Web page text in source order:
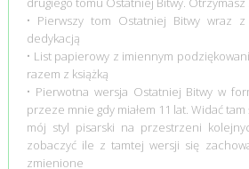
• Pierwszy tom Ostatniej Bitwy wraz
dedykacją
• List papierowy z imiennym
razem z książką
• Pierwotna wersja Ostatniej Bitwy w
przeze mnie gdy miałem 11 lat. Widać
mój styl pisarski na przestrzeni
zobaczyć ile z tamtej wersji się
zmienione